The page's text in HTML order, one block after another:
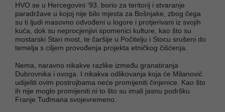
HVO se u Hercegovini ‘93. borio za teritorij i stvaranje
paradržave u kojoj nije bilo mjesta za Bošnjake, zbog čega
su ti ljudi masovno odvođeni u logore i protjerivani iz svojih
kuća, dok su neprocjenjivi spomenici kulture, kao što su
mostarski Stari most, te čaršije u Počitelju i Stocu srušeni do
temelja s ciljem provođenja projekta etničkog čišćenja.
Nema, naravno nikakve razlike između granatiranja
Dubrovnika i ovoga. I nikakva odlikovanja koja će Milanović
udijeliti ovim postrojbama neće promijeniti činjenice. Kao što
ih nije moglo promijeniti ni to što su imali jasnu podršku
Franje Tuđmana svojevremeno.